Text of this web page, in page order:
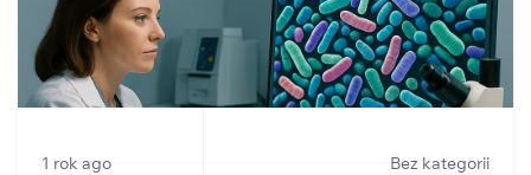
1 rok ago Bez kategorii